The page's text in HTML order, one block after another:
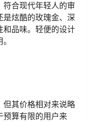
合现代年轻人的审
炫酷的玫瑰金、深
和品味。轻便的设计
但其价格相对来说略
预算有限的用户来